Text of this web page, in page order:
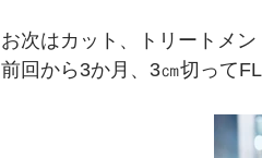
お次はカット、トリートメン
前回から3か月、3㎝切って